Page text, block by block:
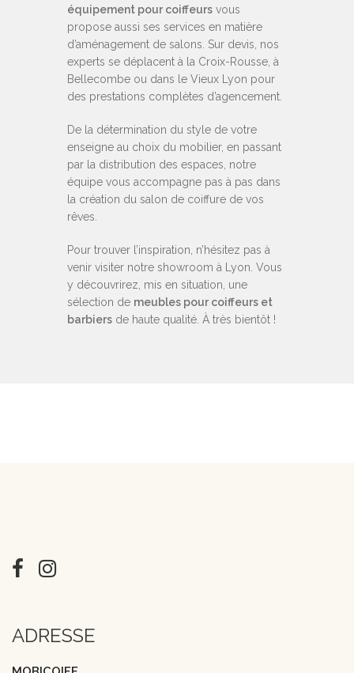
équipement pour coiffeurs vous
propose aussi ses services en matière
d’aménagement de salons. Sur devis, nos
experts se déplacent à la Croix-Rousse, à
Bellecombe ou dans le Vieux Lyon pour
des prestations complètes d’agencement.
De la détermination du style de votre
enseigne au choix du mobilier, en passant
par la distribution des espaces, notre
équipe vous accompagne pas à pas dans
la création du salon de coiffure de vos
rêves.
Pour trouver l’inspiration, n’hésitez pas à
venir visiter notre showroom à Lyon. Vous
y découvrirez, mis en situation, une
sélection de meubles pour coiffeurs et
barbiers de haute qualité. À très bientôt !
ADRESSE